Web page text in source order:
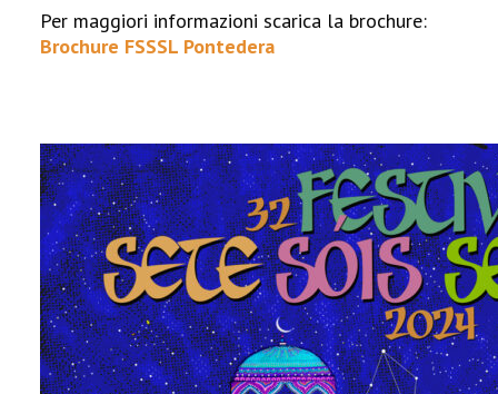
Per maggiori informazioni scarica la brochure:
Brochure FSSSL Pontedera